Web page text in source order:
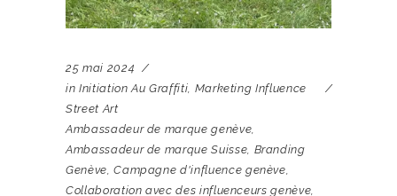
25 mai 2024
in Initiation Au Graffiti, Marketing Influence
Street Art
Ambassadeur de marque genève,
Ambassadeur de marque Suisse, Branding
Genève,Campagne d'influence genève,
Collaboration avec des influenceurs genève,